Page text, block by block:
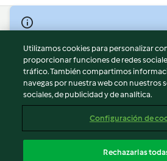
© Copyright 2026
Términos de uso
Política de privacidad
Aviso legal
Información legal
Reportar contenido
Utilizamos cookies para personalizar
proporcionar funciones de redes
tráfico. También compartimos
navegas por nuestra web con nuestros
sociales, de publicidad y de analítica.
Configuración de
Rechazarlas